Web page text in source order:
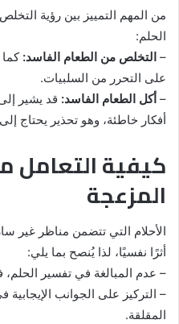
من المهم التمييز بين رؤية
الحلم:
– التخلص من الطعام الفاسد: كما
على التحرر من السلبيات.
– أكل الطعام الفاسد: قد يشير
أفكار خاطئة، وهو تحذير يحتاج إلى
كيفية التعامل
المزعجة
الأحلام التي تتضمن مناظر غير
أثرًا نفسيًا، لذا يُنصح بما يلي:
– عدم المبالغة في تفسير
– التركيز على الجوانب الإيجابية
المقلقة.